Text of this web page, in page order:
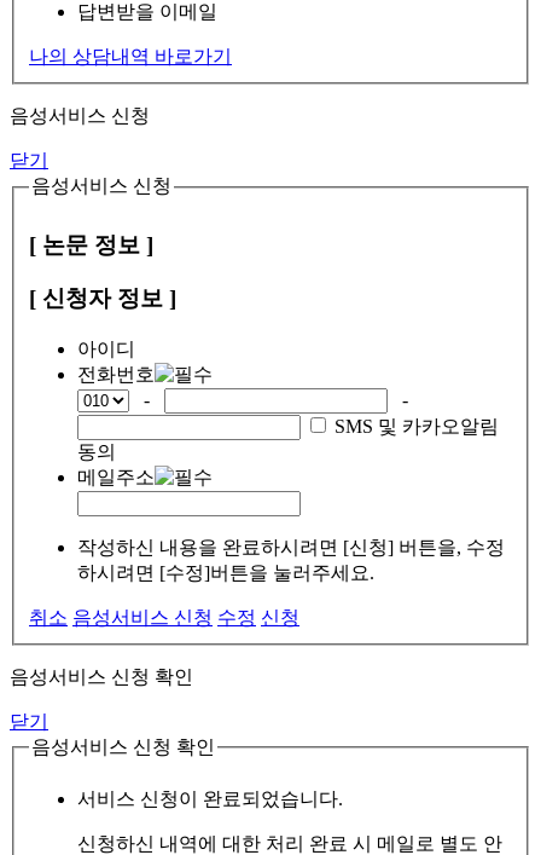
답변받을 이메일
나의 상담내역 바로가기
음성서비스 신청
닫기
음성서비스 신청
[ 논문 정보 ]
[ 신청자 정보 ]
아이디
전화번호
-
-
SMS 및 카카오알림
동의
메일주소
작성하신 내용을 완료하시려면 [신청] 버튼을, 수정
하시려면 [수정]버튼을 눌러주세요.
취소 음성서비스 신청 수정 신청
음성서비스 신청 확인
닫기
음성서비스 신청 확인
서비스 신청이 완료되었습니다.
신청하신 내역에 대한 처리 완료 시 메일로 별도 안